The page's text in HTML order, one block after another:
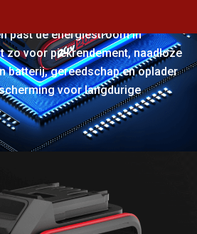
past de energiestroom in
zo voor piekrendement, naadloze
batterij, gereedschap en oplader
voor langdurige